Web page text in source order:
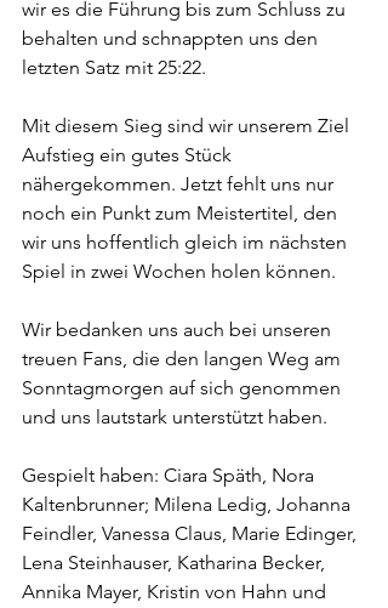
wir es die Führung bis zum Schluss zu
behalten und schnappten uns den
letzten Satz mit 25:22.
Mit diesem Sieg sind wir unserem Ziel
Aufstieg ein gutes Stück
nähergekommen. Jetzt fehlt uns nur
noch ein Punkt zum Meistertitel, den
wir uns hoffentlich gleich im nächsten
Spiel in zwei Wochen holen können.
Wir bedanken uns auch bei unseren
treuen Fans, die den langen Weg am
Sonntagmorgen auf sich genommen
und uns lautstark unterstützt haben.
Gespielt haben: Ciara Späth, Nora
Kaltenbrunner; Milena Ledig, Johanna
Feindler, Vanessa Claus, Marie Edinger,
Lena Steinhauser, Katharina Becker,
Annika Mayer, Kristin von Hahn und